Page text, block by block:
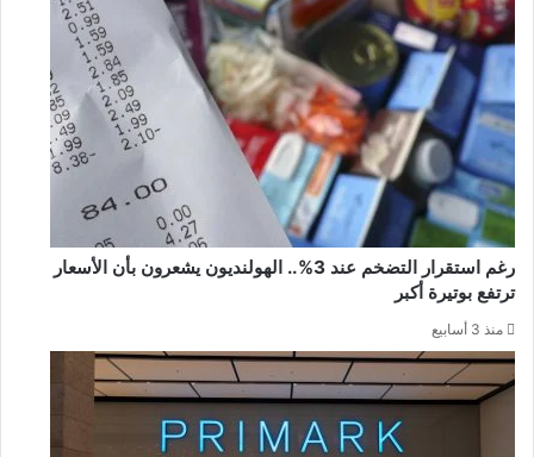
رغم استقرار التضخم عند 3%.. الهولنديون يشعرون بأن الأسعار
ترتفع بوتيرة أكبر
منذ 3 أسابيع